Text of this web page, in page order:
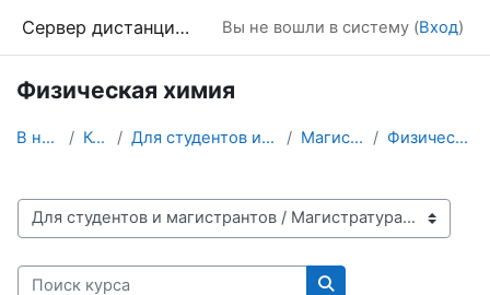
Сервер дистанционного обучения Химического факультета МГУ Вы не вошли в систему (Вход)
Физическая химия
В начало Курсы Для студентов и магистрантов Магистратура Физическая химия
Категории курсов
Поиск курса